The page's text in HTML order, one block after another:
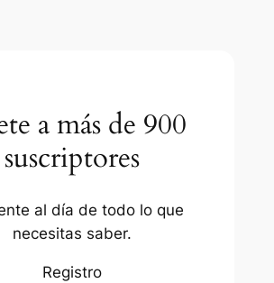
a más de 900
suscriptores
al día de todo lo que
necesitas saber.
Registro